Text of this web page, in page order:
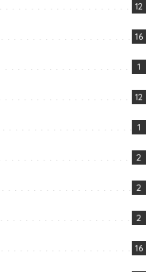
12
16
1
12
1
2
2
2
16